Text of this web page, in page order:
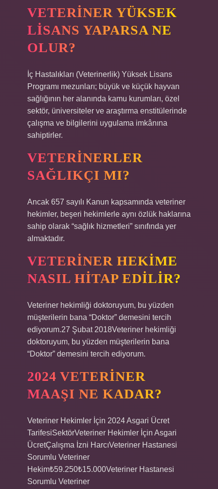
VETERINER YÜKSEK
LISANS YAPARSA NE
OLUR?
İç Hastalıkları (Veterinerlik) Yüksek Lisans
Programı mezunları; büyük ve küçük hayvan
sağlığının her alanında kamu kurumları, özel
sektör, üniversiteler ve araştırma enstitülerinde
çalışma ve bilgilerini uygulama imkânına
sahiptirler.
VETERINERLER
SAĞLIKÇI MI?
Ancak 657 sayılı Kanun kapsamında veteriner
hekimler, beşeri hekimlerle aynı özlük haklarına
sahip olarak “sağlık hizmetleri” sınıfında yer
almaktadır.
VETERINER HEKIME
NASIL HITAP EDILIR?
Veteriner hekimliği doktoruyum, bu yüzden
müşterilerin bana “Doktor” demesini tercih
ediyorum.27 Şubat 2018Veteriner hekimliği
doktoruyum, bu yüzden müşterilerin bana
“Doktor” demesini tercih ediyorum.
2024 VETERINER
MAAŞI NE KADAR?
Veteriner Hekimler İçin 2024 Asgari Ücret
TarifesiSektörVeteriner Hekimler İçin Asgari
ÜcretÇalışma İzni HarcıVeteriner Hastanesi
Sorumlu Veteriner
Hekim₺59.250₺15.000Veteriner Hastanesi
Sorumlu Veteriner